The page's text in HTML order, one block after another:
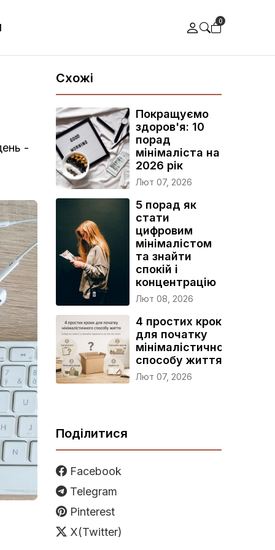
0
-
Схожі
Покращуємо
здоров'я: 10
порад
мінімаліста на
2026 рік
Лют 07, 2026
5 порад як
стати
цифровим
мінімалістом
та знайти
спокій і
концентрацію
Лют 08, 2026
4 простих кроки
для початку
мінімалістичного
способу життя
Лют 07, 2026
Поділитися
Facebook
Telegram
Pinterest
X(Twitter)